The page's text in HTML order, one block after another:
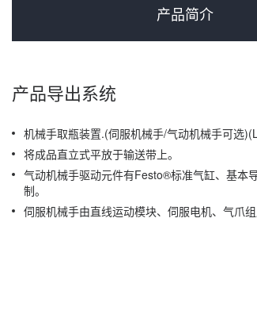
产品简介
产品导出系统
机械手取瓶装置.(伺服机械手/气动机械手可选
将成品直立式平放于输送带上。
气动机械手驱动元件有Festo®标准气缸、基本
制。
伺服机械手由直线运动模块、伺服电机、气爪组